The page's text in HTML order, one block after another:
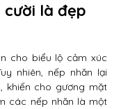
cười là đẹp
cho biểu lộ cảm xúc
nhiên, nếp nhăn lại
khiến cho gương mặt
các nếp nhăn là một